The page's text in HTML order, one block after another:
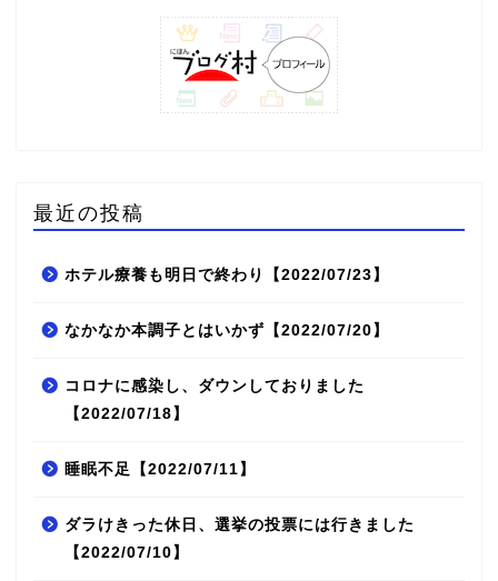
最近の投稿
ホテル療養も明日で終わり【2022/07/23】
なかなか本調子とはいかず【2022/07/20】
コロナに感染し、ダウンしておりました
【2022/07/18】
睡眠不足【2022/07/11】
ダラけきった休日、選挙の投票には行きました
【2022/07/10】